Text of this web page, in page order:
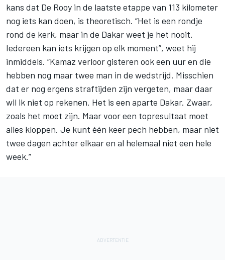
kans dat De Rooy in de laatste etappe van 113 kilometer
nog iets kan doen, is theoretisch. “Het is een rondje
rond de kerk, maar in de Dakar weet je het nooit.
Iedereen kan iets krijgen op elk moment”, weet hij
inmiddels. “Kamaz verloor gisteren ook een uur en die
hebben nog maar twee man in de wedstrijd. Misschien
dat er nog ergens straftijden zijn vergeten, maar daar
wil ik niet op rekenen. Het is een aparte Dakar. Zwaar,
zoals het moet zijn. Maar voor een topresultaat moet
alles kloppen. Je kunt één keer pech hebben, maar niet
twee dagen achter elkaar en al helemaal niet een hele
week.”